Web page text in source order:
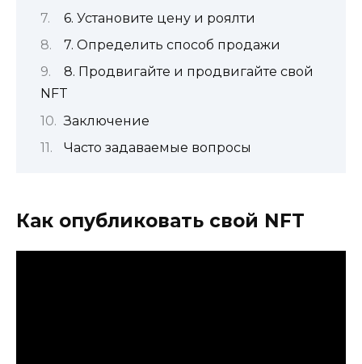
6. Установите цену и роялти
7. Определить способ продажи
8. Продвигайте и продвигайте свой
NFT
Заключение
Часто задаваемые вопросы
Как опубликовать свой NFT